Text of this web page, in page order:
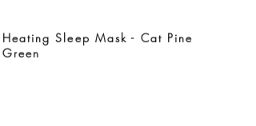
Heating Sleep Mask - Cat Pine
Green